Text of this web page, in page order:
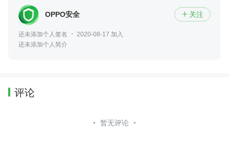
OPPO安全  关注
还未添加个人签名
2020-08-17 加入
还未添加个人简介
评论
暂无评论